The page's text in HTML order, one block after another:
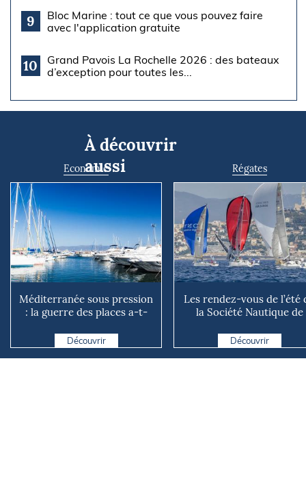
9
Bloc Marine : tout ce que vous pouvez faire
avec l'application gratuite
10
Grand Pavois La Rochelle 2026 : des bateaux
d’exception pour toutes les...
À découvrir
aussi
Economie
Méditerranée sous pression
: la guerre des places a-t-
Découvrir
Régates
Les rendez-vous de l’été
la Société Nautique de
Découvrir